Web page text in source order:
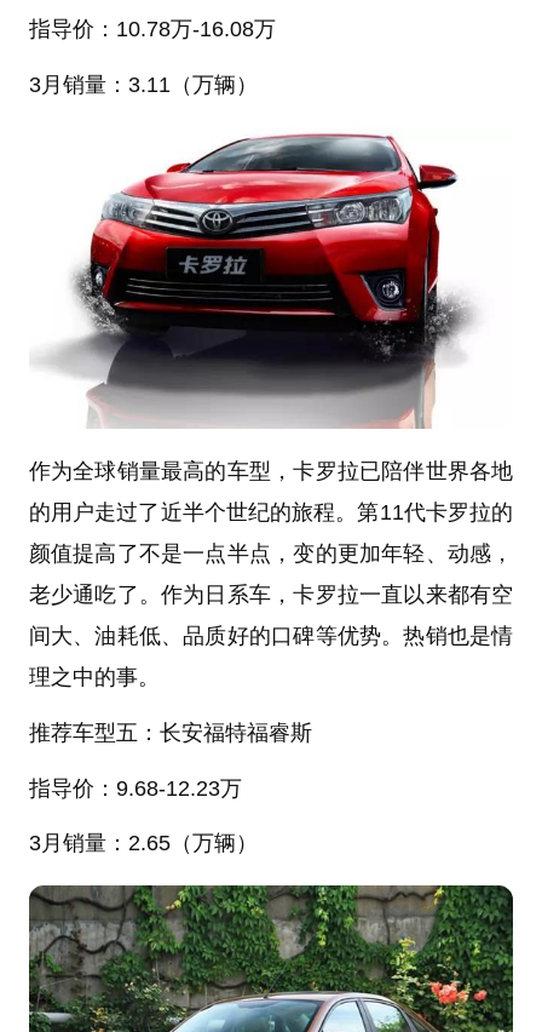
指导价： 10.78万-16.08万
3月销量： 3.11（万辆）
作为全球销量最高的车型，卡罗拉已陪伴世界各地
的用户走过了近半个世纪的旅程。第11代卡罗拉的
颜值提高了不是一点半点，变的更加年轻、动感，
老少通吃了。作为日系车，卡罗拉一直以来都有空
间大、油耗低、品质好的口碑等优势。热销也是情
理之中的事。
推荐车型五：长安福特福睿斯
指导价： 9.68-12.23万
3月销量： 2.65（万辆）